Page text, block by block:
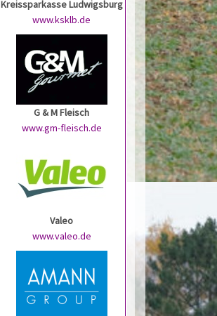
Kreissparkasse Ludwigsburg
www.ksklb.de
G & M Fleisch
www.gm-fleisch.de
Valeo
www.valeo.de